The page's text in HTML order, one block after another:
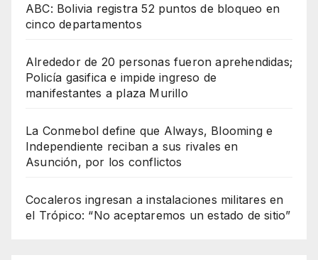
ABC: Bolivia registra 52 puntos de bloqueo en
cinco departamentos
Alrededor de 20 personas fueron aprehendidas;
Policía gasifica e impide ingreso de
manifestantes a plaza Murillo
La Conmebol define que Always, Blooming e
Independiente reciban a sus rivales en
Asunción, por los conflictos
Cocaleros ingresan a instalaciones militares en
el Trópico: “No aceptaremos un estado de sitio”